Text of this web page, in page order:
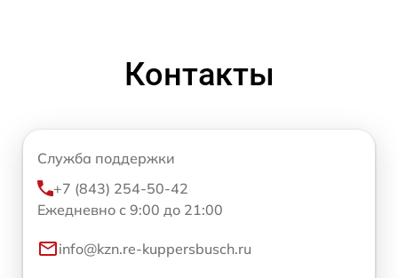
Контакты
Служба поддержки
+7 (843) 254-50-42
Ежедневно с 9:00 до 21:00
info@kzn.re-kuppersbusch.ru